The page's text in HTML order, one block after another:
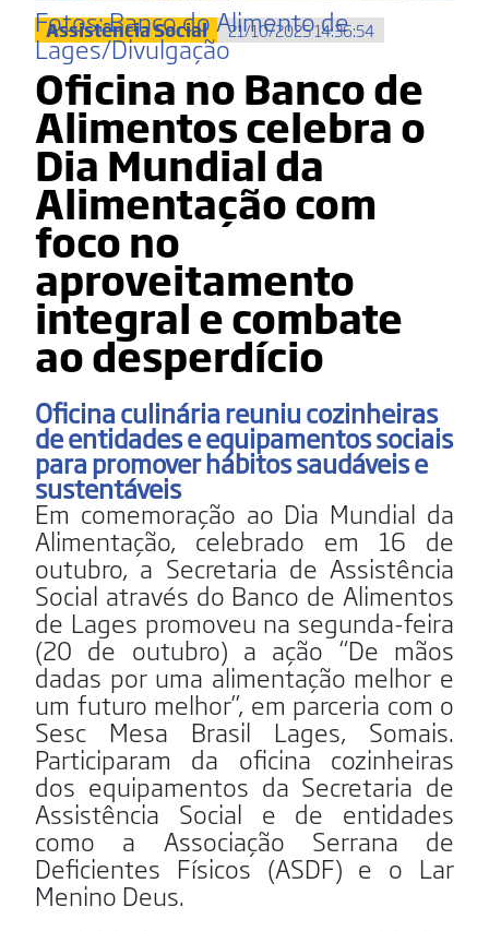
Fotos: Banco do Alimento de
Lages/Divulgação
Assistência Social 21/10/2025 14:36:54
Oficina no Banco de
Alimentos celebra o
Dia Mundial da
Alimentação com
foco no
aproveitamento
integral e combate
ao desperdício
Oficina culinária reuniu cozinheiras
de entidades e equipamentos sociais
para promover hábitos saudáveis e
sustentáveis
Em comemoração ao Dia Mundial da
Alimentação, celebrado em 16 de
outubro, a Secretaria de Assistência
Social através do Banco de Alimentos
de Lages promoveu na segunda-feira
(20 de outubro) a ação “De mãos
dadas por uma alimentação melhor e
um futuro melhor”, em parceria com o
Sesc Mesa Brasil Lages, Somais.
Participaram da oficina cozinheiras
dos equipamentos da Secretaria de
Assistência Social e de entidades
como a Associação Serrana de
Deficientes Físicos (ASDF) e o Lar
Menino Deus.